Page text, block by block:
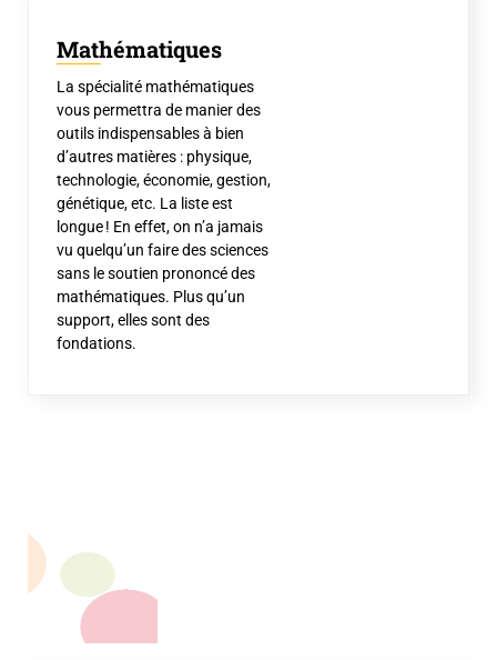
Mathématiques
La spécialité mathématiques
vous permettra de manier des
outils indispensables à bien
d’autres matières : physique,
technologie, économie, gestion,
génétique, etc. La liste est
longue ! En effet, on n’a jamais
vu quelqu’un faire des sciences
sans le soutien prononcé des
mathématiques. Plus qu’un
support, elles sont des
fondations.